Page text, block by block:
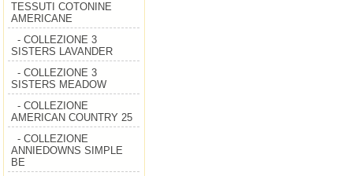
TESSUTI COTONINE
AMERICANE
- COLLEZIONE 3
SISTERS LAVANDER
- COLLEZIONE 3
SISTERS MEADOW
- COLLEZIONE
AMERICAN COUNTRY 25
- COLLEZIONE
ANNIEDOWNS SIMPLE
BE